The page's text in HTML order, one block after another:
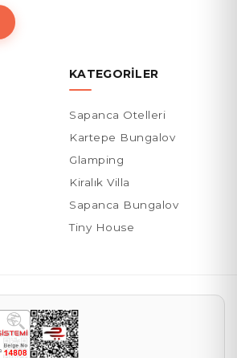
KATEGORILER
Sapanca Otelleri
Kartepe Bungalov
Glamping
Kiralık Villa
Sapanca Bungalov
Tiny House